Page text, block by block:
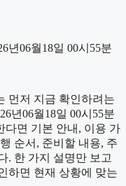
년06월18일 00시55분
먼저 지금 확인하려는
년06월18일 00시55분
다면 기본 안내, 이용 가
순서, 준비할 내용, 주
. 한 가지 설명만 보고
하면 현재 상황에 맞는